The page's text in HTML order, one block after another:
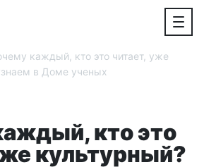
каждый, кто это читает, уже
в Доме ученых
кто это
культурный?